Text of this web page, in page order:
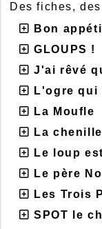
Des fiches,
Bon
GLOUPS !
J'ai rêvé
L'ogre qui
La Moufle
La
Le loup
Le père
Les Trois
SPOT le